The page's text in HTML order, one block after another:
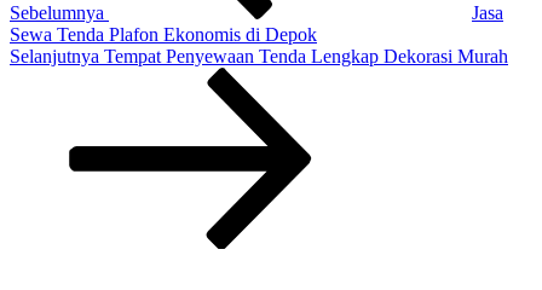
Sebelumnya
Jasa
Sewa Tenda Plafon Ekonomis di Depok
Pos
Selanjutnya Tempat Penyewaan Tenda Lengkap Dekorasi Murah